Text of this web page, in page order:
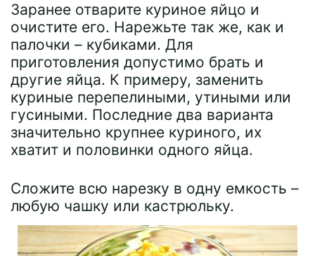
Заранее отварите куриное яйцо и
очистите его. Нарежьте так же, как и
палочки – кубиками. Для
приготовления допустимо брать и
другие яйца. К примеру, заменить
куриные перепелиными, утиными или
гусиными. Последние два варианта
значительно крупнее куриного, их
хватит и половинки одного яйца.
Сложите всю нарезку в одну емкость –
любую чашку или кастрюльку.